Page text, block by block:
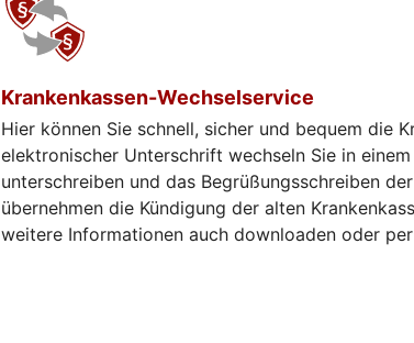
Krankenkassen-Wechselservice
Hier können Sie schnell, sicher und bequem die
elektronischer Unterschrift wechseln Sie in
unterschreiben und das Begrüßungsschreiben
übernehmen die Kündigung der alten
weitere Informationen auch downloaden oder